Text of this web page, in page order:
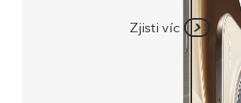
Zjisti víc